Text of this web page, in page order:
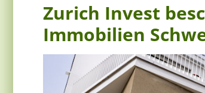
Zurich Invest
Immobilien